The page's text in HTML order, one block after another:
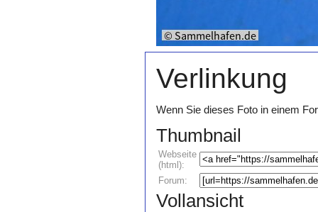
Verlinkung
Wenn Sie dieses Foto in einem
Thumbnail
Webseite
(html):
Forum:
Vollansicht